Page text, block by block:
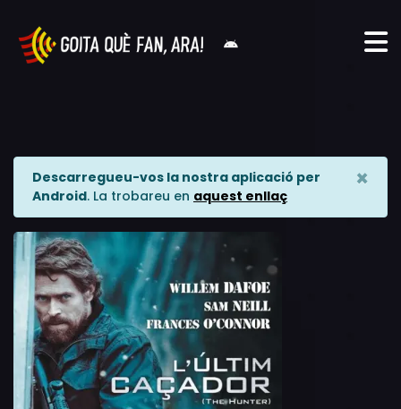
Descarregueu-vos la nostra aplicació per
Android. La trobareu en aquest enllaç
×